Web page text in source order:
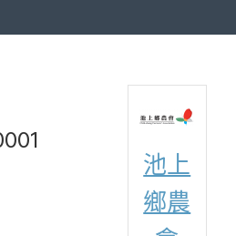
池上
鄉農